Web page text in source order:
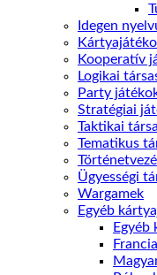
Idegen
Kooperatív
Logikai
Party
Stratégiai
Taktikai
Tematikus
Ügyességi
Wargamek
Egyéb
Egyéb